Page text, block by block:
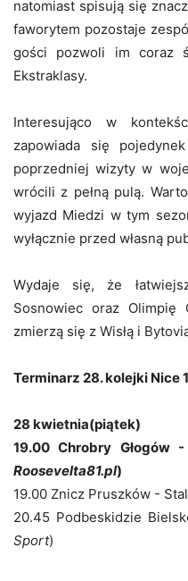
natomiast spisują się
faworytem pozostaje
gości pozwoli im coraz
Ekstraklasy.
Interesująco w
zapowiada się
poprzedniej wizyty w
wrócili z pełną pulą.
wyjazd Miedzi w tym
wyłącznie przed własną
Wydaje się, że
Sosnowiec oraz Olimpię
zmierzą się z Wisłą i
Terminarz 28. kolejki Nice
28 kwietnia(piątek)
19.00 Chrobry Głogów
Roosevelta81.pl)
19.00 Znicz Pruszków -
20.45 Podbeskidzie
Sport)